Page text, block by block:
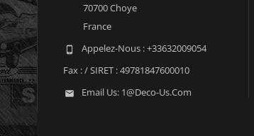
70700 Choye
France
 Appelez-Nous :+33632009054
Fax :/ SIRET : 49781847600010
 Email Us: 1@deco-Us.com